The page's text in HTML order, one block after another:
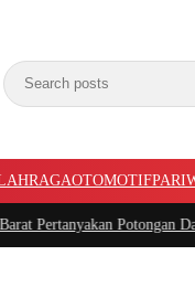
OTOMOTIF
Potongan Dana Kampung